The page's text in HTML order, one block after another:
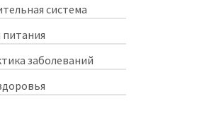
система
заболеваний